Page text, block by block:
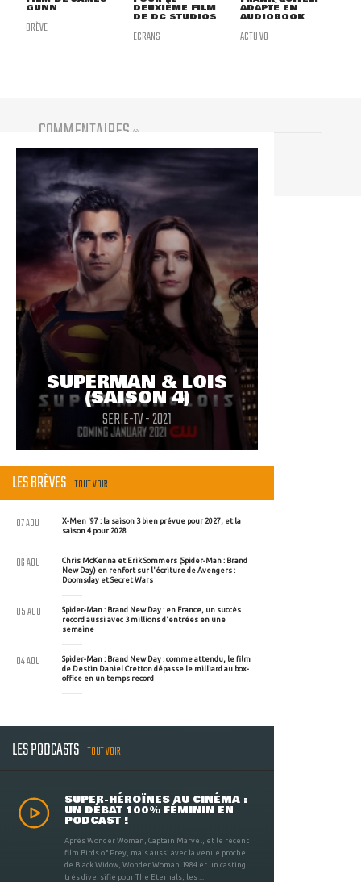
GUNN
BRÈVE
DEUXIÈME FILM
DE DC STUDIOS
ECRANS
ADAPTÉ EN
AUDIOBOOK
ACTU VO
COMMENTAIRES (0)
SUPERMAN & LOIS
(SAISON 4)
SERIE-TV - 2021
LES BRÈVES TOUT VOIR
X-Men '97 : la saison 3 bien prévue pour 2027, et la
saison 4 pour 2028
07 AOU
Chris McKenna et Erik Sommers (Spider-Man : Brand
New Day) en renfort sur l'écriture de Avengers :
Doomsday et Secret Wars
06 AOU
Spider-Man : Brand New Day : en France, un succès
record aussi avec 3 millions d'entrées en une
semaine
05 AOU
Spider-Man : Brand New Day : comme attendu, le film
de Destin Daniel Cretton dépasse le milliard au box-
office en un temps record
04 AOU
LES PODCASTS TOUT VOIR
SUPER-HÉROÏNES AU CINÉMA :
UN DÉBAT 100% FÉMININ EN
PODCAST !
Après Wonder Woman, Captain Marvel, et le récent
film Birds of Prey, mais aussi avec la venue proche
de Black Widow, Wonder Woman 1984 et un casting
très diversifié pour The Eternals, les ...